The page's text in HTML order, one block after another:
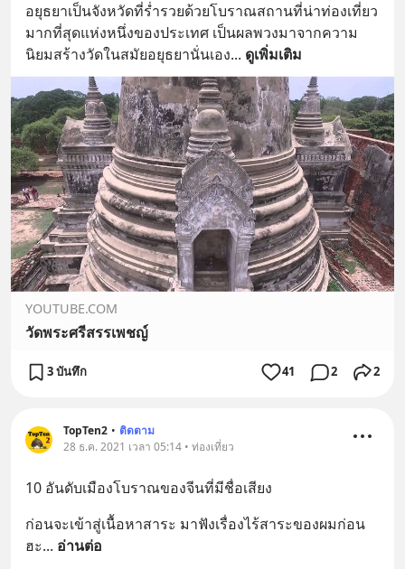
อยุธยาเป็นจังหวัดที่ร่ำรวยด้วยโบราณสถานที่น่าท่องเที่ยว
มากที่สุดแห่งหนึ่งของประเทศ เป็นผลพวงมาจากความ
นิยมสร้างวัดในสมัยอยุธยานั่นเอง... ดูเพิ่มเติม
YOUTUBE.COM
วัดพระศรีสรรเพชญ์
3 บันทึก 41 2 2
TopTen2 • ติดตาม
28 ธ.ค. 2021 เวลา 05:14 • ท่องเที่ยว
10 อันดับเมืองโบราณของจีนที่มีชื่อเสียง
ก่อนจะเข้าสู่เนื้อหาสาระ มาฟังเรื่องไร้สาระของผมก่อน
ฮะ... อ่านต่อ